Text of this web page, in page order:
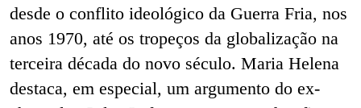
desde o conflito ideológico da Guerra Fria, nos
anos 1970, até os tropeços da globalização na
terceira década do novo século. Maria Helena
destaca, em especial, um argumento do ex-